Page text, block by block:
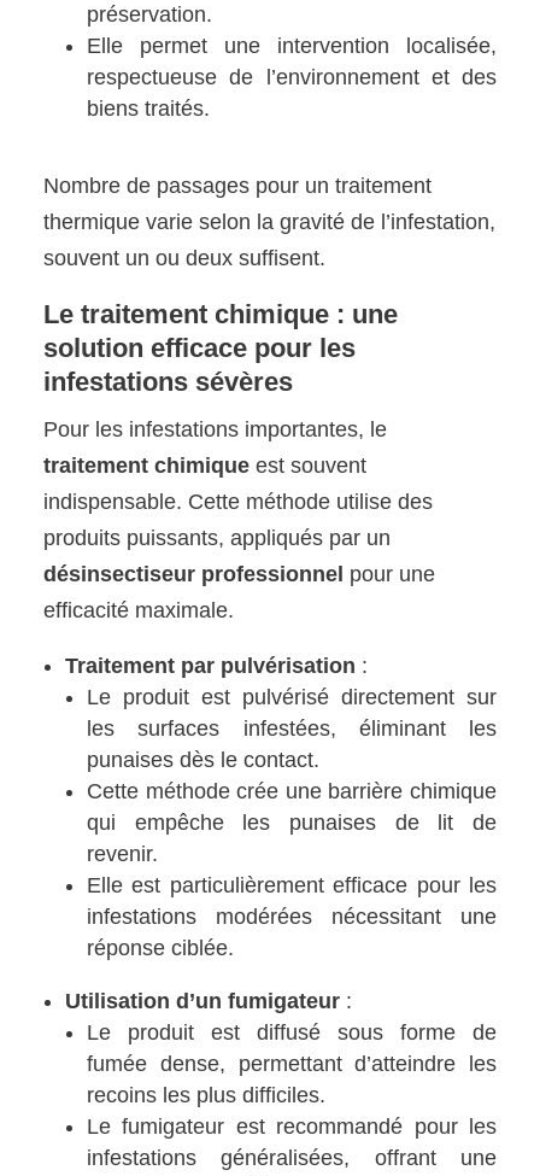
préservation.
Elle permet une intervention localisée,
respectueuse de l’environnement et des
biens traités.
Nombre de passages pour un traitement
thermique varie selon la gravité de l’infestation,
souvent un ou deux suffisent.
Le traitement chimique : une
solution efficace pour les
infestations sévères
Pour les infestations importantes, le
traitement chimique est souvent
indispensable. Cette méthode utilise des
produits puissants, appliqués par un
désinsectiseur professionnel pour une
efficacité maximale.
Traitement par pulvérisation :
Le produit est pulvérisé directement sur
les surfaces infestées, éliminant les
punaises dès le contact.
Cette méthode crée une barrière chimique
qui empêche les punaises de lit de
revenir.
Elle est particulièrement efficace pour les
infestations modérées nécessitant une
réponse ciblée.
Utilisation d’un fumigateur :
Le produit est diffusé sous forme de
fumée dense, permettant d’atteindre les
recoins les plus difficiles.
Le fumigateur est recommandé pour les
infestations généralisées, offrant une